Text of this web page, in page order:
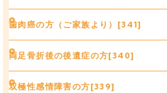
歯肉癌の方（ご家族より）[341]
両足骨折後の後遺症の方[340]
双極性感情障害の方[339]